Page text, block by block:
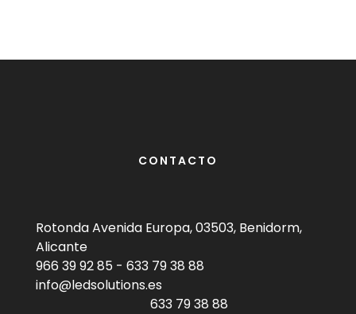
CONTACTO
Rotonda Avenida Europa, 03503, Benidorm,
Alicante
966 39 92 85 - 633 79 38 88
info@ledsolutions.es
633 79 38 88